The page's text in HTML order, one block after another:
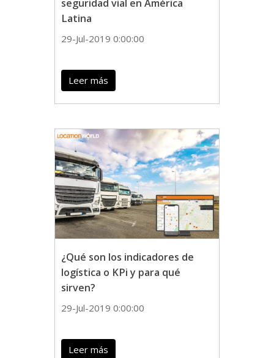
seguridad vial en América
Latina
29-Jul-2019 0:00:00
Leer más
¿Qué son los indicadores de
logística o KPi y para qué
sirven?
29-Jul-2019 0:00:00
Leer más